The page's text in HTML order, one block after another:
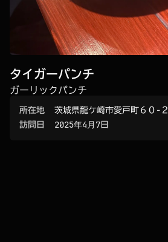
タイガーパンチ
ガーリックパンチ
所在地
茨城県龍ケ崎市愛戸町６０−２
訪問日
2025年4月7日